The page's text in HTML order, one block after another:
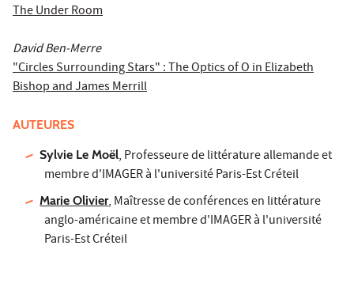
The Under Room
David Ben-Merre
"Circles Surrounding Stars" : The Optics of O in Elizabeth
Bishop and James Merrill
AUTEURES
Sylvie Le Moël, Professeure de littérature allemande et
membre d'IMAGER à l'université Paris-Est Créteil
Marie Olivier, Maîtresse de conférences en littérature
anglo-américaine et membre d'IMAGER à l'université
Paris-Est Créteil